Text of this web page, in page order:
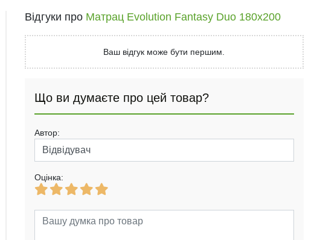
Відгуки про Матрац Evolution Fantasy Duo 180х200
Ваш відгук може бути першим.
Що ви думаєте про цей товар?
Автор:
Оцінка: